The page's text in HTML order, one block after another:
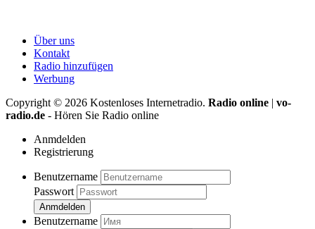
Über uns
Kontakt
Radio hinzufügen
Werbung
Copyright © 2026 Kostenloses Internetradio. Radio online | vo-
radio.de - Hören Sie Radio online
Anmdelden
Registrierung
Benutzername
Passwort
Anmdelden
Benutzername